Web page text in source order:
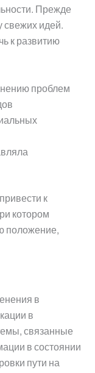
Прежде
свежих идей.
к развитию
проблем
к
котором
положение,
в
в
связанные
в состоянии
пути на